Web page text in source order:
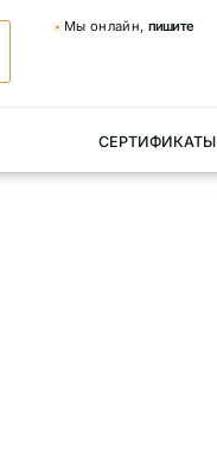
Мы онлайн, пишите
СЕРТИФИКАТЫ